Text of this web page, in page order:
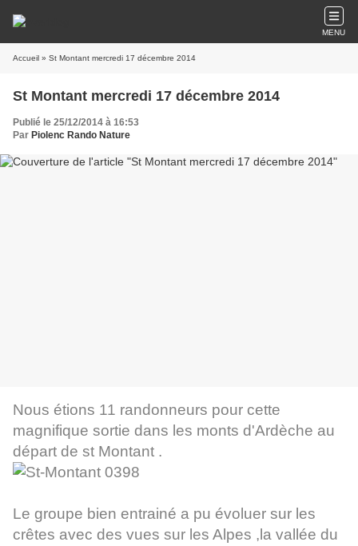
MENU
Accueil » St Montant mercredi 17 décembre 2014
St Montant mercredi 17 décembre 2014
Publié le 25/12/2014 à 16:53
Par Piolenc Rando Nature
Nous étions 11 randonneurs pour cette
magnifique sortie dans les monts d'Ardèche au
départ de st Montant .
Le groupe bien entrainé a pu évoluer sur les
crêtes avec des vues sur les Alpes ,la vallée du